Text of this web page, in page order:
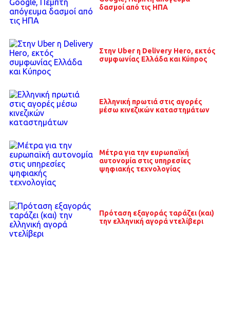
δασμοί από τις ΗΠΑ
Στην Uber η Delivery Hero, εκτός
συμφωνίας Ελλάδα και Κύπρος
Ελληνική πρωτιά στις αγορές
μέσω κινεζικών καταστημάτων
Μέτρα για την ευρωπαϊκή
αυτονομία στις υπηρεσίες
ψηφιακής τεχνολογίας
Πρόταση εξαγοράς ταράζει (και)
την ελληνική αγορά ντελίβερι